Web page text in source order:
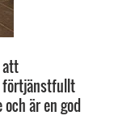
att
förtjänstfullt
är en god